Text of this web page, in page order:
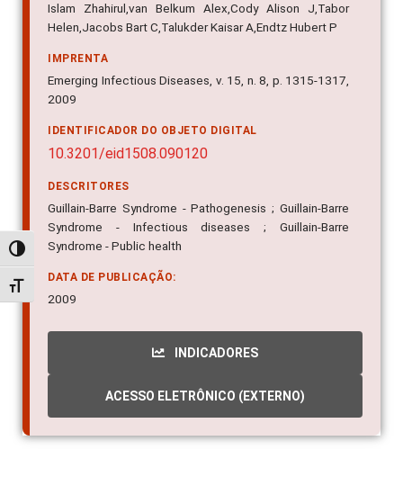
Alternar alto contraste
Alternar tamanho da fonte
Islam Zhahirul,van Belkum Alex,Cody Alison J,Tabor
Helen,Jacobs Bart C,Talukder Kaisar A,Endtz Hubert P
IMPRENTA
Emerging Infectious Diseases, v. 15, n. 8, p. 1315-1317,
2009
IDENTIFICADOR DO OBJETO DIGITAL
10.3201/eid1508.090120
DESCRITORES
Guillain-Barre Syndrome - Pathogenesis ; Guillain-Barre
Syndrome - Infectious diseases ; Guillain-Barre
Syndrome - Public health
DATA DE PUBLICAÇÃO:
2009
INDICADORES
ACESSO ELETRÔNICO (EXTERNO)